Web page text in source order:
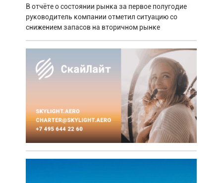
В отчёте о состоянии рынка за первое полугодие
руководитель компании отметил ситуацию со
снижением запасов на вторичном рынке